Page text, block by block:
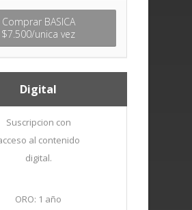
Comprar BASICA
$7.500/unica vez
Digital
Suscripcion con
al contenido
digital.
ORO: 1 año